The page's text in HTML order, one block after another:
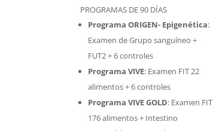
PROGRAMAS DE 90 DÍAS
Programa ORIGEN- Epigenética:
Examen de Grupo sanguíneo +
FUT2 + 6 controles
Programa VIVE: Examen FIT 22
alimentos + 6 controles
Programa VIVE GOLD: Examen FIT
176 alimentos + Intestino